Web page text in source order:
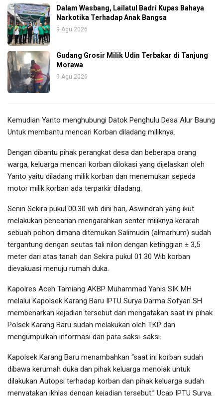
Dalam Wasbang, Lailatul Badri Kupas Bahaya
Narkotika Terhadap Anak Bangsa
9 Agu 2026
Gudang Grosir Milik Udin Terbakar di Tanjung
Morawa
9 Agu 2026
Kemudian Yanto menghubungi Datok Penghulu Desa Alur Baung
Untuk membantu mencari Korban diladang miliknya.
Dengan dibantu pihak perangkat desa dan beberapa orang
warga, keluarga mencari korban dilokasi yang dijelaskan oleh
Yanto yaitu diladang milik korban dan menemukan sepeda
motor milik korban ada terparkir diladang.
Senin Sekira pukul 00.30 wib dini hari, Aswindrah yang ikut
melakukan pencarian mengarahkan senter miliknya kerarah
sebuah pohon dimana ditemukan Salimudin (almarhum) sudah
tergantung dengan seutas tali nilon dengan ketinggian ± 3,5
meter dari atas tanah dan Sekira pukul 01.30 Wib korban
dievakuasi menuju rumah duka.
Kapolres Aceh Tamiang AKBP Muhammad Yanis SIK MH
melalui Kapolsek Karang Baru IPTU Surya Darma Sofyan SH
membenarkan kejadian tersebut dan mengatakan saat ini pihak
Polsek Karang Baru sudah melakukan oleh TKP dan
mengumpulkan informasi dari para saksi-saksi.
Kapolsek Karang Baru menambahkan “saat ini korban sudah
dibawa kerumah duka dan pihak keluarga menolak untuk
dilakukan Autopsi terhadap korban dan pihak keluarga sudah
menyatakan ikhlas dengan kejadian tersebut.” Ucap IPTU Surya.